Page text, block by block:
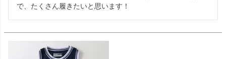
で、たくさん履きたいと思います！